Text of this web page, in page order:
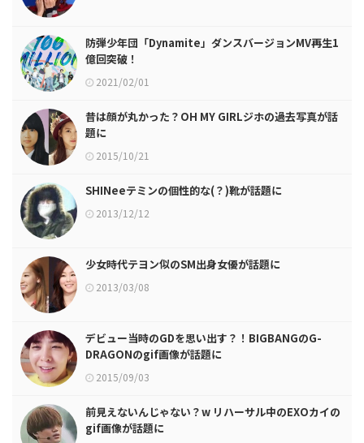
防弾少年団「Dynamite」ダンスバージョンMV再生1
億回突破！
2021/02/01
昔は顔が丸かった？OH MY GIRLジホの過去写真が話
題に
2015/10/21
SHINeeテミンの個性的な(？)靴が話題に
2013/12/12
少女時代テヨン似のSM出身女優が話題に
2013/03/08
デビュー当時のGDを思い出す？！BIGBANGのG-
DRAGONのgif画像が話題に
2015/09/03
前見えないんじゃない？w リハーサル中のEXOカイの
gif画像が話題に